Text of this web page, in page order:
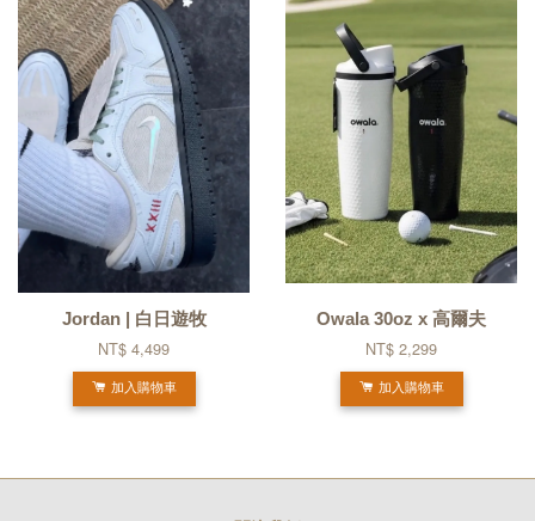
Jordan | 白日遊牧
NT$ 4,499
加入購物車
Owala 30oz x 高爾夫
NT$ 2,299
加入購物車